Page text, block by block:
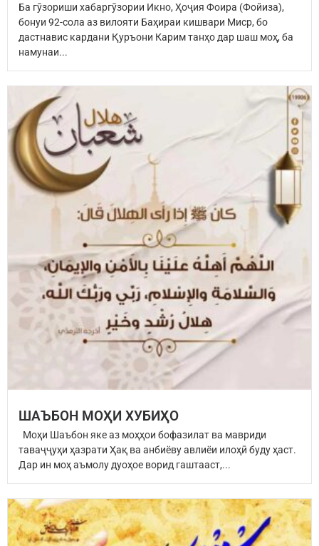
Ба гӯзориши хабаргӯзории Икно, Ҳоҷия Фоира (Фойиза),
бонуи 92-сола аз вилояти Баҳираи кишвари Миср, бо
дастнавис кардани Қуръони Карим танҳо дар шаш моҳ, ба
намунаи...
ШАЪБОН МОҲИ ХУБИҲО
Моҳи Шаъбон яке аз моҳҳои бофазилат ва мавриди
таваҷҷуҳи ҳазрати Ҳақ ва анбиёву авлиёи илоҳӣ буду ҳаст.
Дар ин моҳ аъмолу дуоҳое ворид гаштааст,...